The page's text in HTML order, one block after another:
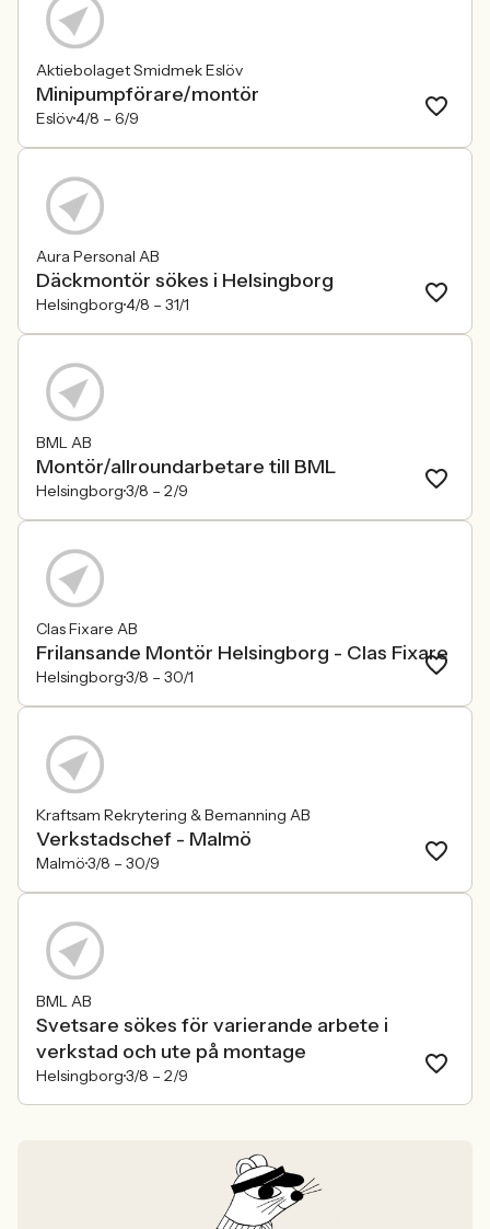
Aktiebolaget Smidmek Eslöv
Minipumpförare/montör
Eslöv4/8 – 6/9
Aura Personal AB
Däckmontör sökes i Helsingborg
Helsingborg4/8 – 31/1
BML AB
Montör/allroundarbetare till BML
Helsingborg3/8 – 2/9
Clas Fixare AB
Frilansande Montör Helsingborg - Clas Fixare
Helsingborg3/8 – 30/1
Kraftsam Rekrytering & Bemanning AB
Verkstadschef - Malmö
Malmö3/8 – 30/9
BML AB
Svetsare sökes för varierande arbete i
verkstad och ute på montage
Helsingborg3/8 – 2/9